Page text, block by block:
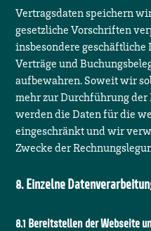
Vertragsdaten speichern
gesetzliche Vorschriften
insbesondere geschäftliche
Verträge und
aufbewahren. Soweit wir
mehr zur Durchführung
werden die Daten für die
eingeschränkt und wir
Zwecke der
Einzelne
Bereitstellen der Webseite